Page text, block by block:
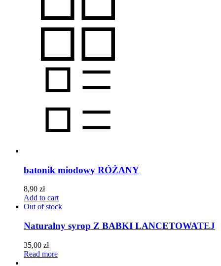
batonik miodowy RÓŻANY
8,90 zł
Add to cart
Out of stock
Naturalny syrop Z BABKI LANCETOWATEJ
35,00 zł
Read more